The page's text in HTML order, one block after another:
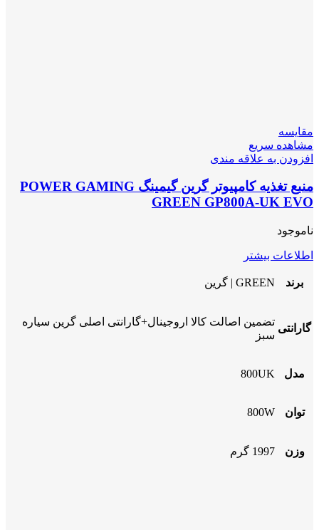
مقایسه
مشاهده سریع
افزودن به علاقه مندی
منبع تغذیه کامپیوتر گرین گیمینگ POWER GAMING
GREEN GP800A-UK EVO
ناموجود
اطلاعات بیشتر
برند GREEN | گرین
گارانتی
تضمین اصالت کالا اروجینال+گارانتی اصلی گرین سیاره
سبز
مدل 800UK
توان 800W
وزن 1997 گرم